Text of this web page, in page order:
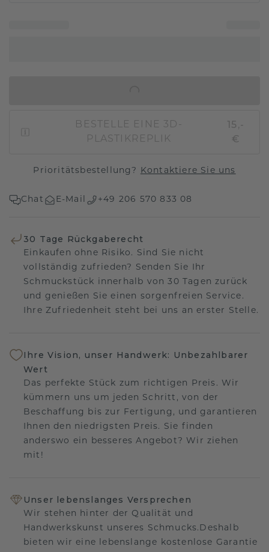
BESTELLE EINE 3D-
PLASTIKREPLIK
15,-
€
Prioritätsbestellung? Kontaktiere Sie uns
Chat E-Mail +49 206 570 833 08
30 Tage Rückgaberecht
Einkaufen ohne Risiko. Sind Sie nicht
vollständig zufrieden? Senden Sie Ihr
Schmuckstück innerhalb von 30 Tagen zurück
und genießen Sie einen sorgenfreien Service.
Ihre Zufriedenheit steht bei uns an erster Stelle.
Ihre Vision, unser Handwerk: Unbezahlbarer
Wert
Das perfekte Stück zum richtigen Preis. Wir
kümmern uns um jeden Schritt, von der
Beschaffung bis zur Fertigung, und garantieren
Ihnen den niedrigsten Preis. Sie finden
anderswo ein besseres Angebot? Wir ziehen
mit!
Unser lebenslanges Versprechen
Wir stehen hinter der Qualität und
Handwerkskunst unseres Schmucks.Deshalb
bieten wir eine lebenslange kostenlose Garantie